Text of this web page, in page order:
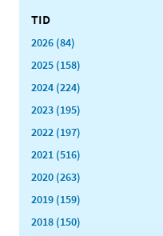
TID
2026 (84)
2025 (158)
2024 (224)
2023 (195)
2022 (197)
2021 (516)
2020 (263)
2019 (159)
2018 (150)